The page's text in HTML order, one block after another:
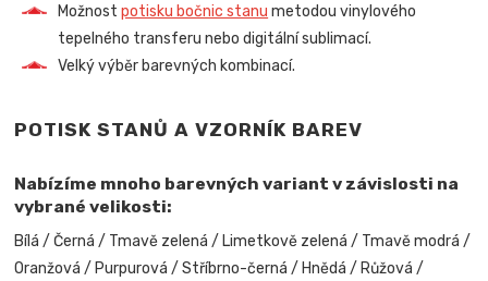
Možnostpotisku bočnic stanu metodou vinylového
tepelného transferu nebo digitální sublimací.
Velký výběr barevných kombinací.
POTISK STANŮ A VZORNÍK BAREV
Nabízíme mnoho barevných variant v závislosti na
vybrané velikosti:
Bílá / Černá / Tmavě zelená / Limetkově zelená / Tmavě modrá /
Oranžová / Purpurová / Stříbrno-černá / Hnědá / Růžová /